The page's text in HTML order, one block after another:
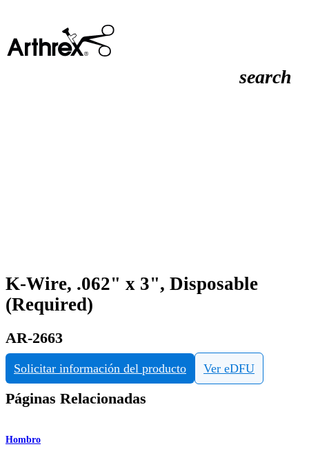
search
K-Wire, .062" x 3", Disposable
(Required)
AR-2663
Solicitar información del producto Ver eDFU
Páginas Relacionadas
Hombro